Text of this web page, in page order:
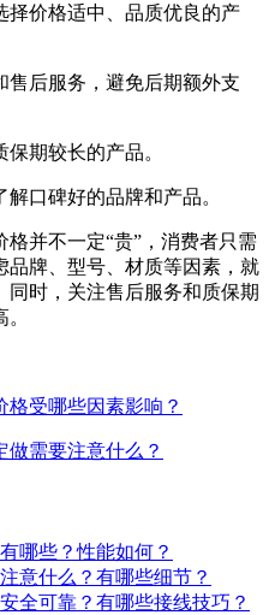
择价格适中、品质优良的产
售后服务，避免后期额外支
期较长的产品。
口碑好的品牌和产品。
并不一定“贵”，消费者只需
品牌、型号、材质等因素，就
时，关注售后服务和质保期
受哪些因素影响？
做需要注意什么？
哪些？性能如何？
意什么？有哪些细节？
全可靠？有哪些接线技巧？